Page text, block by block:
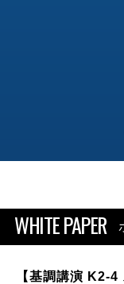
WHITE PAPER
【基調講演 K2-